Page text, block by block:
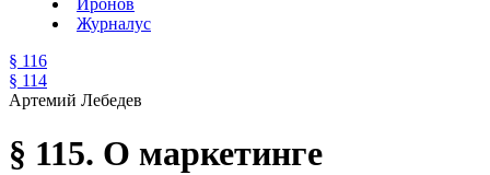
Иронов
Журналус
§ 116
§ 114
Артемий Лебедев
§ 115. О маркетинге